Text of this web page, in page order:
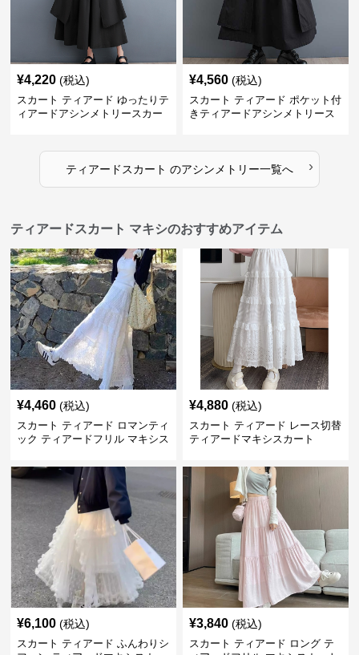
¥4,220 (税込)
スカート ティアード ゆったりテ
ィアードアシンメトリースカー
¥4,560 (税込)
スカート ティアード ポケット付
きティアードアシンメトリース
ティアードスカート のアシンメトリー一覧へ ›
ティアードスカート マキシのおすすめアイテム
¥4,460 (税込)
スカート ティアード ロマンティ
ック ティアードフリル マキシス
¥4,880 (税込)
スカート ティアード レース切替
ティアードマキシスカート
¥6,100 (税込)
スカート ティアード ふんわりシ
¥3,840 (税込)
スカート ティアード ロング テ